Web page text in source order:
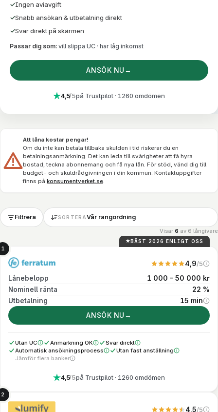
Ingen aviavgift
Snabb ansökan & utbetalning direkt
Svar direkt på skärmen
Passar dig som: vill slippa UC · har låg inkomst
ANSÖK NU →
4,5/5på Trustpilot · 1260 omdömen
Att låna kostar pengar!
Om du inte kan betala tillbaka skulden i tid riskerar du en
betalningsanmärkning. Det kan leda till svårigheter att få hyra
bostad, teckna abonnemang och få nya lån. För stöd, vänd dig till
budget- och skuldrådgivningen i din kommun. Kontaktuppgifter
finns på konsumentverket.se.
Filtrera SORTERAVår rangordning
Visar 6 av 6 långivare
1
BÄST 2026 ENLIGT OSS
4,9/5
Vårt eget betyg.
Lånebelopp 1 000 – 50 000 kr
Nominell ränta 22 %
Utbetalning 15 min
ANSÖK NU →
Utan UC
Kreditupplysning tas via Creditsafe i stället för UC
Anmärkning OK
Ansökan kan beviljas trots betalningsanmärkning
Svar direkt
Svar på ansökan: Direkt på skärmen
Automatisk ansökningsprocess
Ansökan behandlas maskinellt och pengarna kommer inom 15 min via
Utan fast anställning
Fast anställning krävs inte, men du
Jämför flera banker
Egen långivare, ansökan går till en bank
4,5/5på Trustpilot · 1260 omdömen
2
4,5/5